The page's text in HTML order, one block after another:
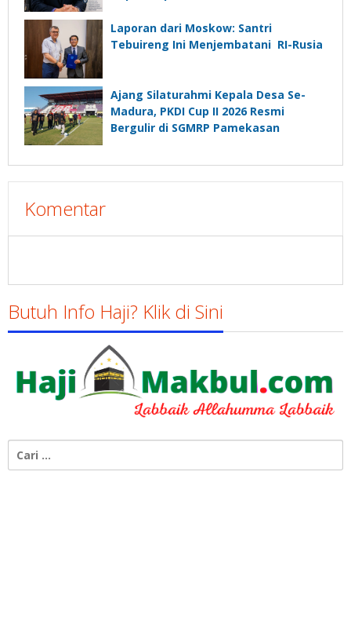
Laporan dari Moskow: Santri
Tebuireng Ini Menjembatani RI-Rusia
Ajang Silaturahmi Kepala Desa Se-
Madura, PKDI Cup II 2026 Resmi
Bergulir di SGMRP Pamekasan
Komentar
Butuh Info Haji? Klik di Sini
untuk: